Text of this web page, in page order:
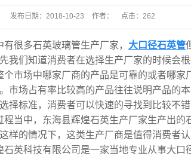
发布日期： 2018-10-23 作者： 点击： 262
有很多石英玻璃管生产厂家， 大口径石英管
我们知道消费者在选择生产厂家的时候会
个市场中哪家厂商的产品是可靠的或者哪
市场占有率比较高的产品往往说明产品的
择标准，消费者可以快速的寻找到比较不
程当中，东海县辉煌石英生产厂家生产出
样的情况下，这类生产厂商是值得消费者认
石英科技有限公司是一家当地专业从事大